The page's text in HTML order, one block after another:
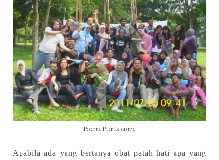
Peserta Piknik sastra
Apabila ada yang bertanya obat patah hati apa yang